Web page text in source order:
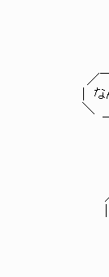
／￣
| 岩田
￣￣
／￣￣￣￣
| なんだか真
＼
￣￣∨￣￣
∧
（.#´_ゝ
r ヽ /
／
／ ／| !
∧＿∧
（
/ ⌒、
/ ﾍ, ,